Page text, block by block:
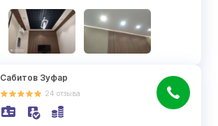
Сабитов Зуфар
24 отзыва